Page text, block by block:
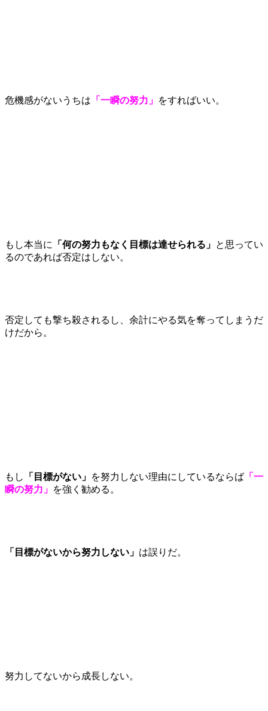
危機感がないうちは 「一瞬の努力」 をすればいい。
もし本当に 「何の努力もなく目標は達せられる」 と思ってい
るのであれば否定はしない。
否定しても撃ち殺されるし、余計にやる気を奪ってしまうだ
けだから。
もし 「目標がない」 を努力しない理由にしているならば 「一
瞬の努力」 を強く勧める。
「目標がないから努力しない」 は誤りだ。
努力してないから成長しない。